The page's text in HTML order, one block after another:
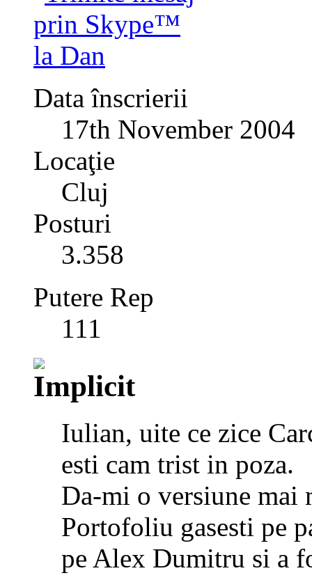
Data înscrierii
17th November 2004
Locaţie
Cluj
Posturi
3.358
Putere Rep
111
Iulian, uite ce zice
esti cam trist in poza.
Da-mi o versiune mai
Portofoliu gasesti pe
pe Alex Dumitru si a